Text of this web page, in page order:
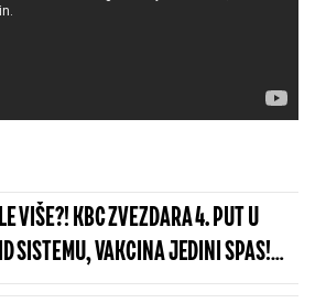
VIŠE?! KBC ZVEZDARA 4. PUT U
SISTEMU, VAKCINA JEDINI SPAS!
Trenutno ima 222